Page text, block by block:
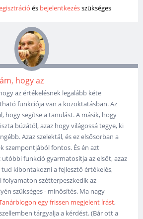
és bejelentkezésszükséges
hogy az
az értékelésnek legalább kéte
funkciója van a közoktatásban. Az
hogy segítse a tanulást. A másik, hogy
búzától, azaz hogy világossá tegye, ki
Azaz szelektál, és ez elsősorban a
szempontjából fontos. És én azt
funkció gyarmatosítja az elsőt, azaz
kibontakozni a fejlesztő értékelés,
folyamaton szétterpeszkedik az -
szükséges - minősítés. Ma nagy
egy frissen megjelent írást,
tárgyalja a kérdést. (Bár ott a